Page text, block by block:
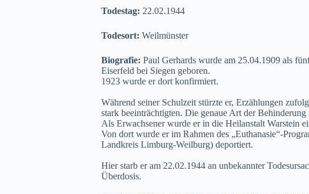
Todestag: 22.02.1944
Todesort: Weilmünster
Biografie: Paul Gerhards wurde am 25.04.1909 als
Eiserfeld bei Siegen geboren.
1923 wurde er dort konfirmiert.
Während seiner Schulzeit stürzte er, Erzählungen
stark beeinträchtigten. Die genaue Art der Behinderung
Als Erwachsener wurde er in die Heilanstalt Warstein
Von dort wurde er im Rahmen des „Euthanasie“-
Landkreis Limburg-Weilburg) deportiert.
Hier starb er am 22.02.1944 an unbekannter
Überdosis.